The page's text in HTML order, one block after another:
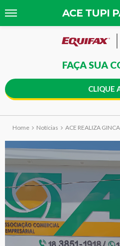
ACE TUPI
FAÇA SUA
CLIQUE
Home Notícias ACE REALIZA